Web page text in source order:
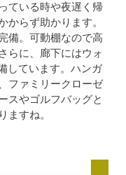
ている時や夜遅く帰
からず助かります。
備。可動棚なので高
らに、廊下にはウォ
しています。ハンガ
ファミリークローゼ
スやゴルフバッグと
ますね。